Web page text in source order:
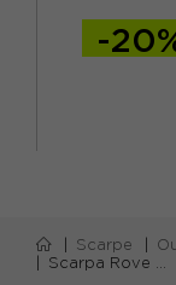
-
Scarpe
Scarpa Rove GORE-TEX Grigio Verde - Scarpe Hiking Uomo